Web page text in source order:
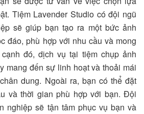
Tiệm Lavender Studiocó đội ngũ
sẽ giúp bạn tạo ra một bức ảnh
đáo, phù hợp với nhu cầu và mong
đó, dịch vụ tại tiệm chụp ảnh
mang đến sự linh hoạt và thoải mái
dung. Ngoài ra, bạn có thể đặt
và thời gian phù hợp với bạn. Đội
nghiệp sẽ tận tâm phục vụ bạn và